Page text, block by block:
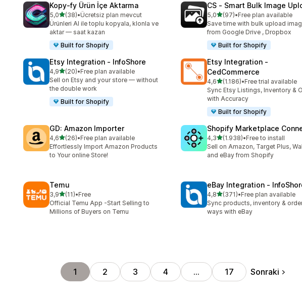
Kopy‑fy Ürün İçe Aktarma
5,05 yıldız üzerinden
(38)
toplam 38 değerlendirme
•Ücretsiz plan mevcut
Ürünleri AI ile toplu kopyala, klonla ve
aktar — saat kazan
Built for Shopify
CS ‑ Smart Bulk Image
5,05 yıldız üzerinden
(97)
toplam 97 değerlendirme
•Free plan available
Save time with bulk upload
from Google Drive , Dropbox
Built for Shopify
Etsy Integration ‑ InfoShore
4,95 yıldız üzerinden
(20)
toplam 20 değerlendirme
•Free plan available
Sell on Etsy and your store — without
the double work
Built for Shopify
Etsy Integration ‑
CedCommerce
4,65 yıldız üzerinden
(1.186)
toplam 1186 değerlendirme
•Free trial available
Sync Etsy Listings, Inventory &
with Accuracy
Built for Shopify
GD: Amazon Importer
4,65 yıldız üzerinden
(26)
toplam 26 değerlendirme
•Free plan available
Effortlessly Import Amazon Products
to Your online Store!
Shopify Marketplace
4,35 yıldız üzerinden
(1.938)
toplam 1938 değerlendirme
•Free to install
Sell on Amazon, Target Plus,
and eBay from Shopify
Temu
3,95 yıldız üzerinden
(11)
toplam 11 değerlendirme
•Free
Official Temu App -Start Selling to
Millions of Buyers on Temu
eBay Integration ‑
4,85 yıldız üzerinden
(371)
toplam 371 değerlendirme
•Free plan available
Sync products, inventory &
ways with eBay
1 2 3 4 … 17 Sonraki